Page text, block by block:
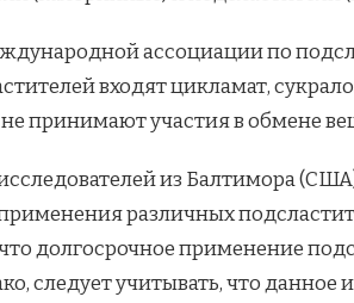
ассоциации по
входят цикламат,
принимают участия в обмене
исследователей из Балтимора
различных
долгосрочное применение
следует учитывать, что данное